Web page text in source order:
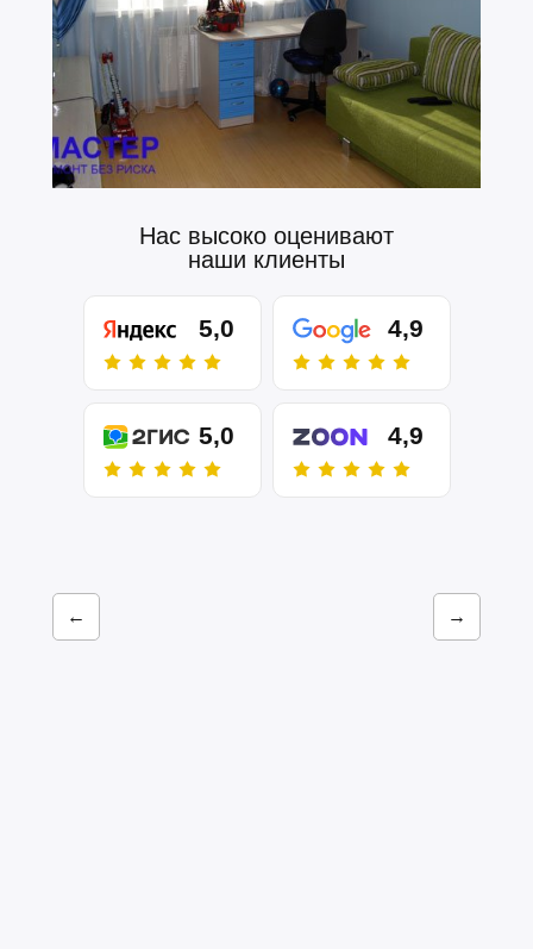
Нас высоко оценивают
наши клиенты
5,0 4,9
5,0 4,9
← →